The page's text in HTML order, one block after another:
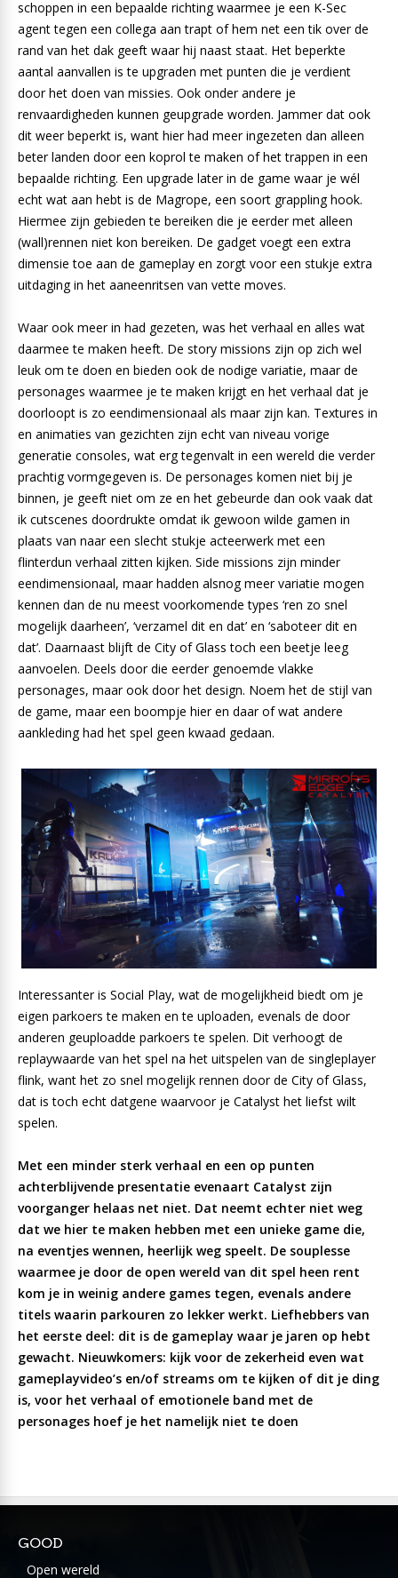
schoppen in een bepaalde richting waarmee je een K-Sec
agent tegen een collega aan trapt of hem net een tik over de
rand van het dak geeft waar hij naast staat. Het beperkte
aantal aanvallen is te upgraden met punten die je verdient
door het doen van missies. Ook onder andere je
renvaardigheden kunnen geupgrade worden. Jammer dat ook
dit weer beperkt is, want hier had meer ingezeten dan alleen
beter landen door een koprol te maken of het trappen in een
bepaalde richting. Een upgrade later in de game waar je wél
echt wat aan hebt is de Magrope, een soort grappling hook.
Hiermee zijn gebieden te bereiken die je eerder met alleen
(wall)rennen niet kon bereiken. De gadget voegt een extra
dimensie toe aan de gameplay en zorgt voor een stukje extra
uitdaging in het aaneenritsen van vette moves.
Waar ook meer in had gezeten, was het verhaal en alles wat
daarmee te maken heeft. De story missions zijn op zich wel
leuk om te doen en bieden ook de nodige variatie, maar de
personages waarmee je te maken krijgt en het verhaal dat je
doorloopt is zo eendimensionaal als maar zijn kan. Textures in
en animaties van gezichten zijn echt van niveau vorige
generatie consoles, wat erg tegenvalt in een wereld die verder
prachtig vormgegeven is. De personages komen niet bij je
binnen, je geeft niet om ze en het gebeurde dan ook vaak dat
ik cutscenes doordrukte omdat ik gewoon wilde gamen in
plaats van naar een slecht stukje acteerwerk met een
flinterdun verhaal zitten kijken. Side missions zijn minder
eendimensionaal, maar hadden alsnog meer variatie mogen
kennen dan de nu meest voorkomende types ‘ren zo snel
mogelijk daarheen’, ‘verzamel dit en dat’ en ‘saboteer dit en
dat’. Daarnaast blijft de City of Glass toch een beetje leeg
aanvoelen. Deels door die eerder genoemde vlakke
personages, maar ook door het design. Noem het de stijl van
de game, maar een boompje hier en daar of wat andere
aankleding had het spel geen kwaad gedaan.
Interessanter is Social Play, wat de mogelijkheid biedt om je
eigen parkoers te maken en te uploaden, evenals de door
anderen geuploadde parkoers te spelen. Dit verhoogt de
replaywaarde van het spel na het uitspelen van de singleplayer
flink, want het zo snel mogelijk rennen door de City of Glass,
dat is toch echt datgene waarvoor je Catalyst het liefst wilt
spelen.
Met een minder sterk verhaal en een op punten
achterblijvende presentatie evenaart Catalyst zijn
voorganger helaas net niet. Dat neemt echter niet weg
dat we hier te maken hebben met een unieke game die,
na eventjes wennen, heerlijk weg speelt. De souplesse
waarmee je door de open wereld van dit spel heen rent
kom je in weinig andere games tegen, evenals andere
titels waarin parkouren zo lekker werkt. Liefhebbers van
het eerste deel: dit is de gameplay waar je jaren op hebt
gewacht. Nieuwkomers: kijk voor de zekerheid even wat
gameplayvideo’s en/of streams om te kijken of dit je ding
is, voor het verhaal of emotionele band met de
personages hoef je het namelijk niet te doen
GOOD
Open wereld